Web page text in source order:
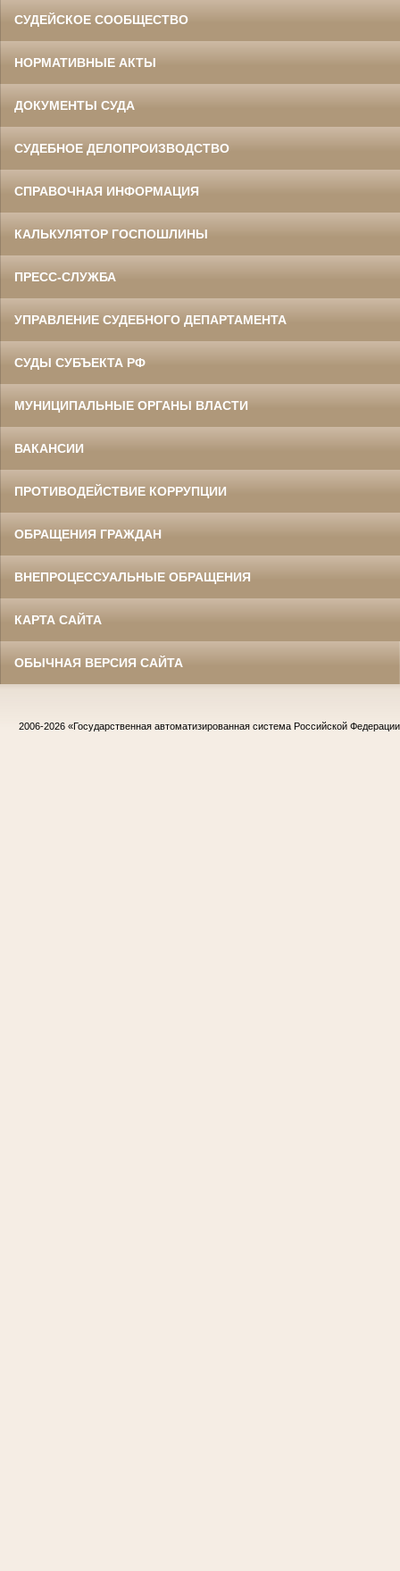
СУДЕЙСКОЕ СООБЩЕСТВО
НОРМАТИВНЫЕ АКТЫ
ДОКУМЕНТЫ СУДА
СУДЕБНОЕ ДЕЛОПРОИЗВОДСТВО
СПРАВОЧНАЯ ИНФОРМАЦИЯ
КАЛЬКУЛЯТОР ГОСПОШЛИНЫ
ПРЕСС-СЛУЖБА
УПРАВЛЕНИЕ СУДЕБНОГО ДЕПАРТАМЕНТА
СУДЫ СУБЪЕКТА РФ
МУНИЦИПАЛЬНЫЕ ОРГАНЫ ВЛАСТИ
ВАКАНСИИ
ПРОТИВОДЕЙСТВИЕ КОРРУПЦИИ
ОБРАЩЕНИЯ ГРАЖДАН
ВНЕПРОЦЕССУАЛЬНЫЕ ОБРАЩЕНИЯ
КАРТА САЙТА
ОБЫЧНАЯ ВЕРСИЯ САЙТА
2006-2026 «Государственная автоматизированная система Российской